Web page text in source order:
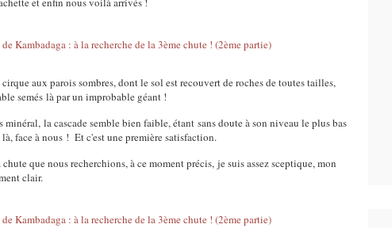
aux parois sombres, dont le sol est recouvert de roches de toutes tailles,
semés là par un improbable géant !
minéral, la cascade semble bien faible, étant sans doute à son niveau le plus bas
face à nous ! Et c'est une première satisfaction.
que nous recherchions, à ce moment précis, je suis assez sceptique, mon
clair.